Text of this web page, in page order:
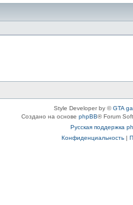
Style Developer by ©GTA
Создано на основе phpBB® Forum
Русская поддержка
Конфиденциальность|